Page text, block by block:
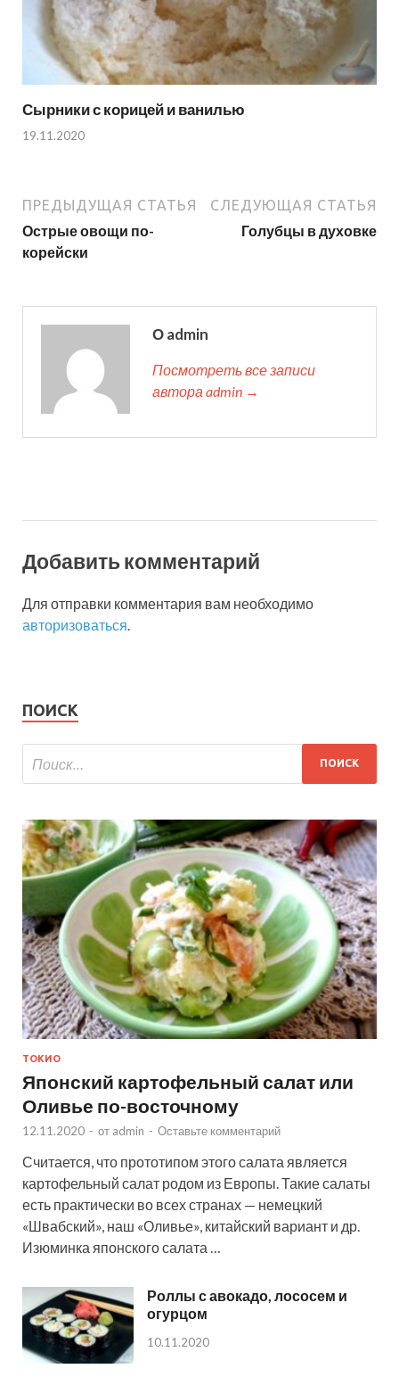
Сырники с корицей и ванилью
19.11.2020
ПРЕДЫДУЩАЯ СТАТЬЯ
Острые овощи по-
корейски
СЛЕДУЮЩАЯ СТАТЬЯ
Голубцы в духовке
О admin
Посмотреть все записи
автора admin →
Добавить комментарий
Для отправки комментария вам необходимо
авторизоваться.
ПОИСК
ТОКИО
Японский картофельный салат или
Оливье по-восточному
12.11.2020 - от admin - Оставьте комментарий
Считается, что прототипом этого салата является
картофельный салат родом из Европы. Такие салаты
есть практически во всех странах — немецкий
«Швабский», наш «Оливье», китайский вариант и др.
Изюминка японского салата …
Роллы с авокадо, лососем и
огурцом
10.11.2020